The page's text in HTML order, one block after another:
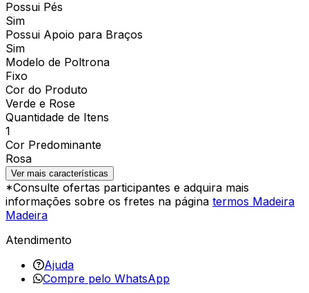
Possui Pés
Sim
Possui Apoio para Braços
Sim
Modelo de Poltrona
Fixo
Cor do Produto
Verde e Rose
Quantidade de Itens
1
Cor Predominante
Rosa
Ver mais características
*Consulte ofertas participantes e adquira mais
informações sobre os fretes na página termos Madeira
Madeira
Atendimento
Ajuda
Compre pelo WhatsApp